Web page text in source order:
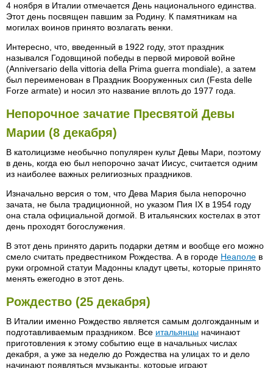
4 ноября в Италии отмечается День национального единства.
Этот день посвящен павшим за Родину. К памятникам на
могилах воинов принято возлагать венки.
Интересно, что, введенный в 1922 году, этот праздник
назывался Годовщиной победы в первой мировой войне
(Anniversario della vittoria della Prima guerra mondiale), а затем
был переименован в Праздник Вооруженных сил (Festa delle
Forze armate) и носил это название вплоть до 1977 года.
Непорочное зачатие Пресвятой Девы
Марии (8 декабря)
В католицизме необычно популярен культ Девы Мари, поэтому
в день, когда ею был непорочно зачат Иисус, считается одним
из наиболее важных религиозных праздников.
Изначально версия о том, что Дева Мария была непорочно
зачата, не была традиционной, но указом Пия IX в 1954 году
она стала официальной догмой. В итальянских костелах в этот
день проходят богослужения.
В этот день принято дарить подарки детям и вообще его можно
смело считать предвестником Рождества. А в городе Неаполе в
руки огромной статуи Мадонны кладут цветы, которые принято
менять ежегодно в этот день.
Рождество (25 декабря)
В Италии именно Рождество является самым долгожданным и
подготавливаемым праздником. Все итальянцы начинают
приготовления к этому событию еще в начальных числах
декабря, а уже за неделю до Рождества на улицах то и дело
начинают появляться музыканты, которые играют